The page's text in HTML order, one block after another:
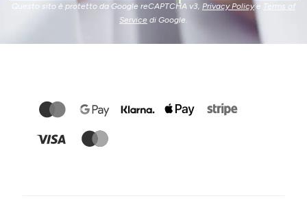
Questo sito è protetto da Google reCAPTCHA v3, Privacy Policye Terms of
Service di Google.